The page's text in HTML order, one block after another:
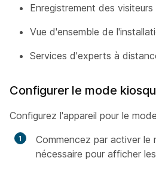
Enregistrement des visiteurs
Vue d'ensemble de
Services d'experts à
Configurer le mode
Configurez l'appareil pour le
Commencez par activer le
nécessaire pour afficher